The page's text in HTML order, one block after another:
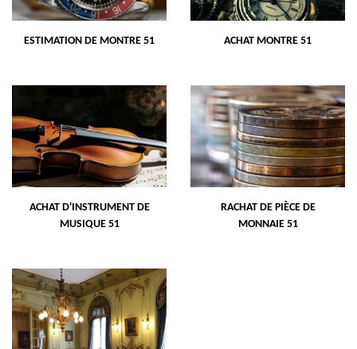
ESTIMATION DE MONTRE 51 ACHAT MONTRE 51
ACHAT D'INSTRUMENT DE
MUSIQUE 51
RACHAT DE PIÈCE DE
MONNAIE 51